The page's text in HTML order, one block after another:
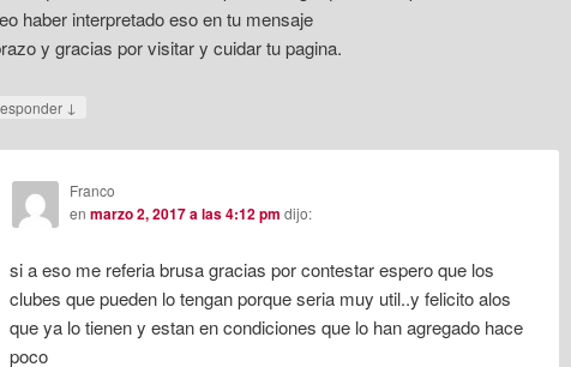
haber interpretado eso en tu mensaje
y gracias por visitar y cuidar tu pagina.
↓
Franco
en marzo 2, 2017 a las 4:12 pm dijo:
si a eso me referia brusa gracias por contestar espero que los
clubes que pueden lo tengan porque seria muy util..y felicito alos
que ya lo tienen y estan en condiciones que lo han agregado hace
poco